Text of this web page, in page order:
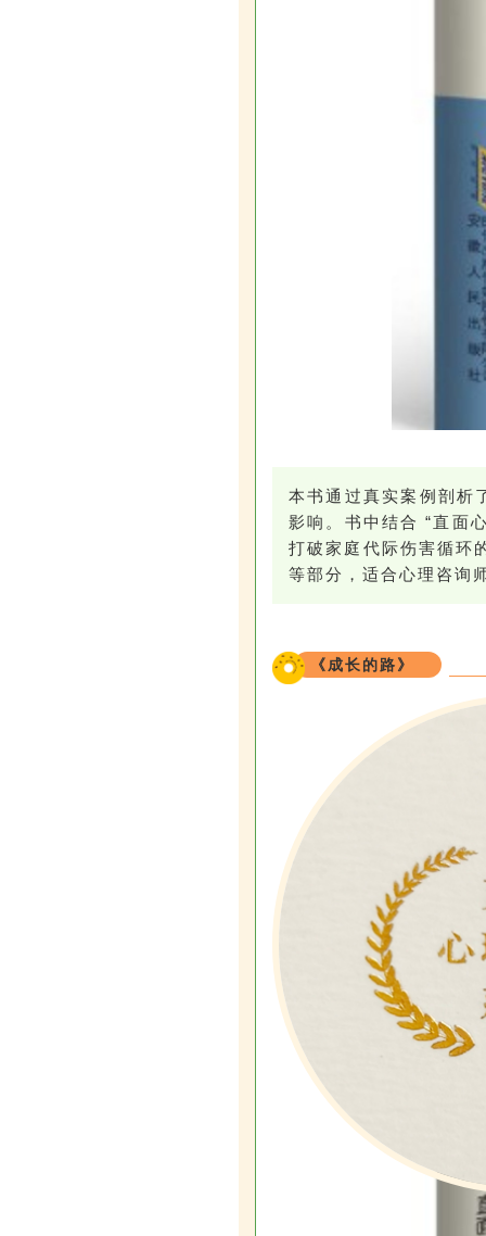
本书通过真实案例剖析
影响。书中结合 “直面
打破家庭代际伤害循环
等部分，适合心理咨询
《成长的路》